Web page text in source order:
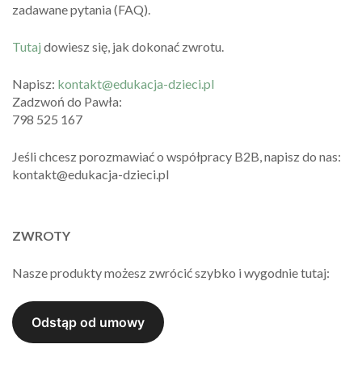
zadawane pytania (FAQ).
Tutaj dowiesz się, jak dokonać zwrotu.
Napisz: kontakt@edukacja-dzieci.pl
Zadzwoń do Pawła:
798 525 167
Jeśli chcesz porozmawiać o współpracy B2B, napisz do nas:
kontakt@edukacja-dzieci.pl
ZWROTY
Nasze produkty możesz zwrócić szybko i wygodnie tutaj: